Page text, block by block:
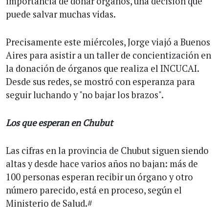
puede salvar muchas vidas.
Precisamente este miércoles, Jorge viajó a Buenos
Aires para asistir a un taller de concientización en
la donación de órganos que realiza el INCUCAI.
Desde sus redes, se mostró con esperanza para
seguir luchando y "no bajar los brazos".
Los que esperan en Chubut
Las cifras en la provincia de Chubut siguen siendo
altas y desde hace varios años no bajan: más de
100 personas esperan recibir un órgano y otro
número parecido, está en proceso, según el
Ministerio de Salud.#